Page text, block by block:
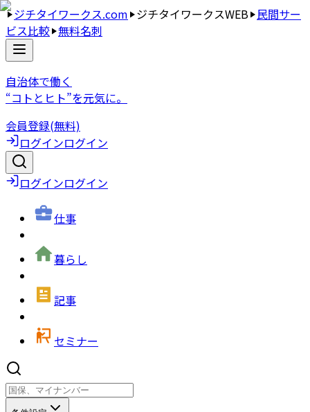
ジチタイワークス.com ジチタイワークスWEB 民間サー
ビス比較 無料名刺
自治体で働く
“コトとヒト”を元気に。
会員登録(無料)
ログインログイン
ログインログイン
仕事
暮らし
記事
セミナー